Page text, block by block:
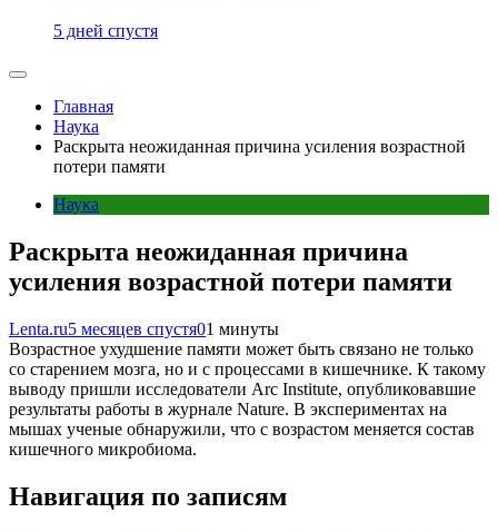
5 дней спустя
Главная
Наука
Раскрыта неожиданная причина усиления возрастной
потери памяти
Наука
Раскрыта неожиданная причина
усиления возрастной потери памяти
Lenta.ru5 месяцев спустя01 минуты
Возрастное ухудшение памяти может быть связано не только
со старением мозга, но и с процессами в кишечнике. К такому
выводу пришли исследователи Arc Institute, опубликовавшие
результаты работы в журнале Nature. В экспериментах на
мышах ученые обнаружили, что с возрастом меняется состав
кишечного микробиома.
Навигация по записям